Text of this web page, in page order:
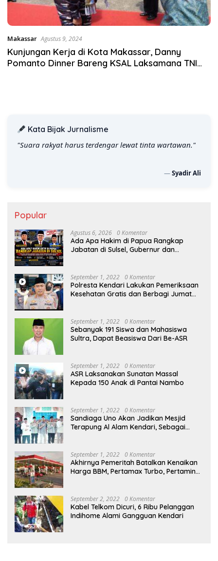
Makassar Agustus 9, 2024
Kunjungan Kerja di Kota Makassar, Danny
Pomanto Dinner Bareng KSAL Laksamana TNI
Kata Bijak Jurnalisme
"Suara rakyat harus terdengar lewat tinta wartawan."
—Syadir Ali
Popular
Agustus 6, 2026 0 Komentar
Ada Apa Hakim di Papua Rangkap
Jabatan di Sulsel, Gubernur dan
September 1, 2022 0 Komentar
Polresta Kendari Lakukan Pemeriksaan
Kesehatan Gratis dan Berbagi Jumat
September 1, 2022 0 Komentar
Sebanyak 191 Siswa dan Mahasiswa
Sultra, Dapat Beasiswa Dari Be-ASR
September 1, 2022 0 Komentar
ASR Laksanakan Sunatan Massal
Kepada 150 Anak di Pantai Nambo
September 1, 2022 0 Komentar
Sandiaga Uno Akan Jadikan Mesjid
Terapung Al Alam Kendari, Sebagai
September 1, 2022 0 Komentar
Akhirnya Pemeritah Batalkan Kenaikan
Harga BBM, Pertamax Turbo, Pertamina
September 2, 2022 0 Komentar
Kabel Telkom Dicuri, 6 Ribu Pelanggan
Indihome Alami Gangguan Kendari